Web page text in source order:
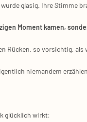
gla­sig. Ihre Stim­me
Moment kamen,
Rücken, so vor­sich­tig,
nie­man­dem
glück­lich wirkt: